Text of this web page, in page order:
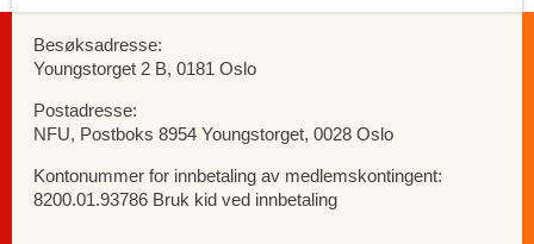
Besøksadresse:
Youngstorget 2 B, 0181 Oslo
Postadresse:
NFU, Postboks 8954 Youngstorget, 0028 Oslo
Kontonummer for innbetaling av medlemskontingent:
8200.01.93786 Bruk kid ved innbetaling